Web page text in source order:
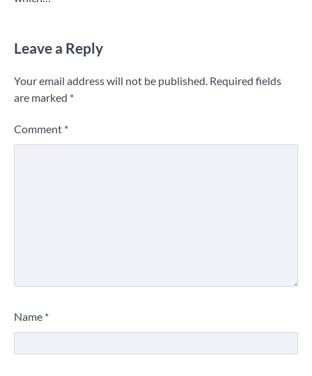
Leave a Reply
Your email address will not be published. Required fields
are marked *
Comment *
Name *